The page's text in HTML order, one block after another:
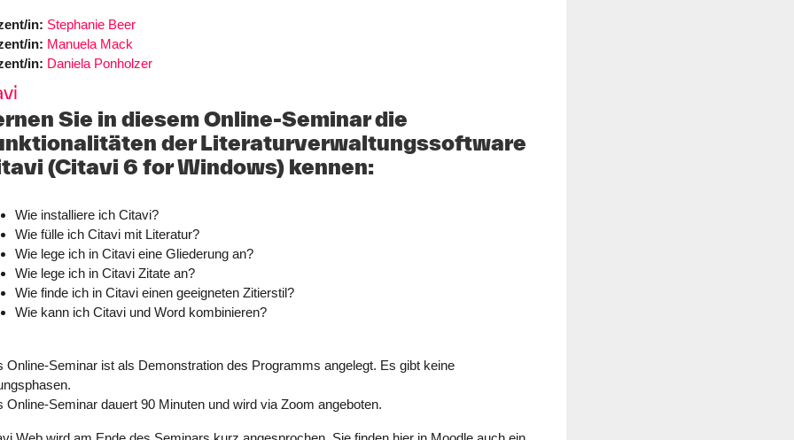
in: Stephanie Beer
in: Manuela Mack
in: Daniela Ponholzer
Sie in diesem Online-Seminar die
der Literaturverwaltungssoftware
(Citavi 6 for Windows) kennen:
Wie installiere ich Citavi?
Wie fülle ich Citavi mit Literatur?
Wie lege ich in Citavi eine Gliederung an?
Wie lege ich in Citavi Zitate an?
Wie finde ich in Citavi einen geeigneten Zitierstil?
Wie kann ich Citavi und Word kombinieren?
Online-Seminar ist als Demonstration des Programms angelegt. Es gibt keine
Online-Seminar dauert 90 Minuten und wird via Zoom angeboten.